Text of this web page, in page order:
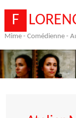
content
F LOREN
Mime - Comédienne -